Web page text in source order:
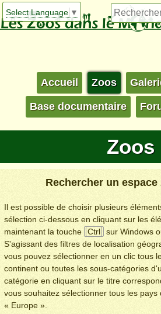
Select Language ▼
Accueil Zoos
Base documentaire
Zoos
Rechercher un
Il est possible de choisir plusieurs
sélection ci-dessous en cliquant sur les
maintenant la touche
Ctrl sur Windows
S'agissant des filtres de localisation
vous pouvez sélectionner en un clic tous
continent ou toutes les sous-catégories
catégorie en cliquant sur le titre
vous souhaitez sélectionner tous les pays
« Europe ».